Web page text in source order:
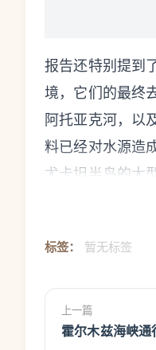
报告还特别提到
境，它们的最终
阿托亚克河，以
料已经对水源造
尤卡坦半岛的大
作为美国制造业
酸汽车电池，以
属污染，这类
标签： 暂无标签
上一篇
霍尔木兹海峡通